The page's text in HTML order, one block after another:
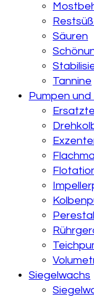
Säuren
Tannine
Pumpen
Siegelwachs